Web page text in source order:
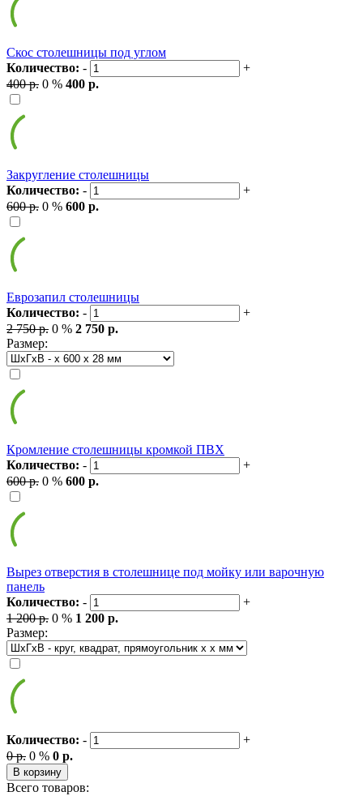
Скос столешницы под углом
Количество: -
+
400 р. 0 % 400 р.
Закругление столешницы
Количество: -
+
600 р. 0 % 600 р.
Еврозапил столешницы
Количество: -
+
2 750 р. 0 % 2 750 р.
Размер:
Кромление столешницы кромкой ПВХ
Количество: -
+
600 р. 0 % 600 р.
Вырез отверстия в столешнице под мойку или варочную
панель
Количество: -
+
1 200 р. 0 % 1 200 р.
Размер:
Количество: -
+
0 р. 0 % 0 р.
В корзину
Всего товаров: